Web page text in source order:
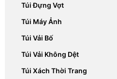
Túi Đựng Vợt
Túi Máy Ảnh
Túi Vải Bố
Túi Vải Không Dệt
Túi Xách Thời Trang